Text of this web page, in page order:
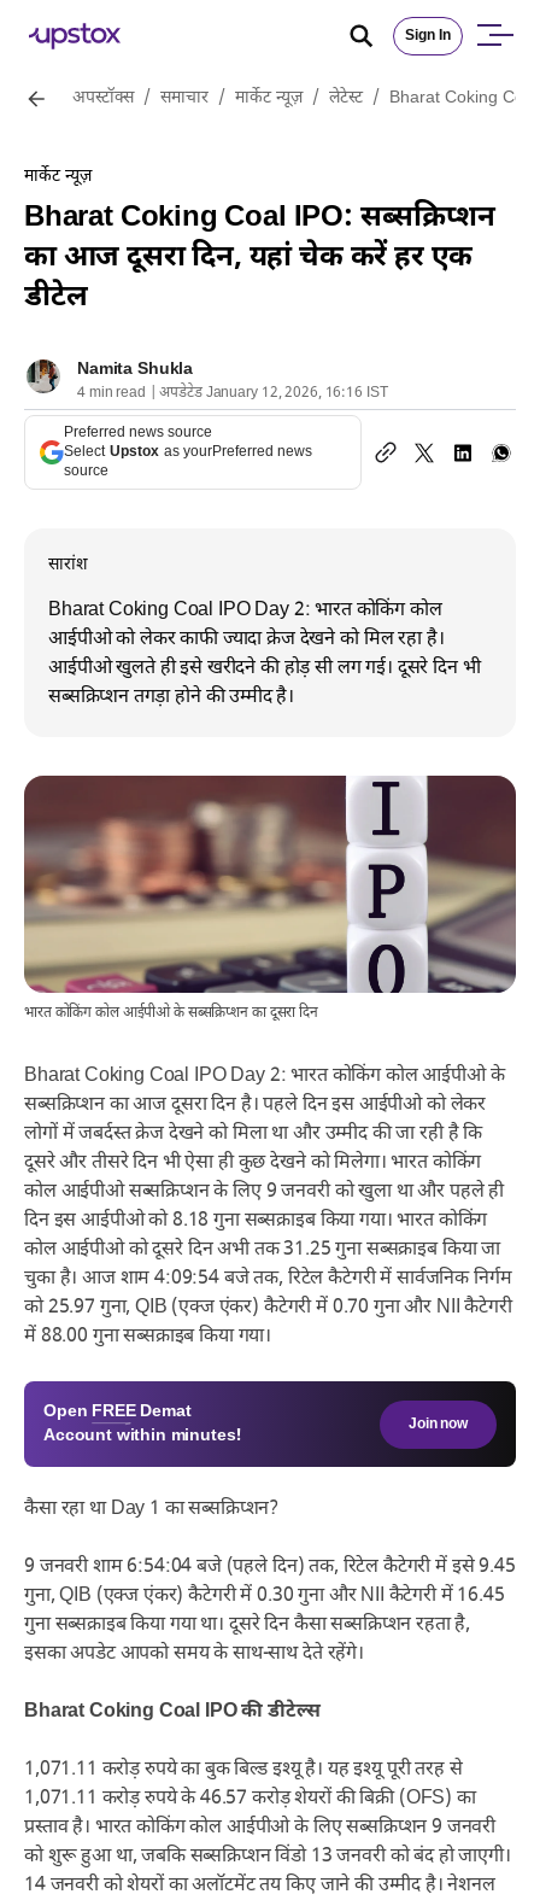
Sign In
अपस्टॉक्स / समाचार / मार्केट न्यूज़ / लेटेस्ट / Bharat Coking
मार्केट न्यूज़
Bharat Coking Coal IPO: सब्सक्रिप्शन
का आज दूसरा दिन, यहां चेक करें हर एक
डीटेल
Namita Shukla
4 min read | अपडेटेड January 12, 2026, 16:16 IST
Preferred news source
Select Upstox as yourPreferred news
source
सारांश
Bharat Coking Coal IPO Day 2: भारत कोकिंग कोल
आईपीओ को लेकर काफी ज्यादा क्रेज देखने को मिल रहा है।
आईपीओ खुलते ही इसे खरीदने की होड़ सी लग गई। दूसरे दिन भी
सब्सक्रिप्शन तगड़ा होने की उम्मीद है।
भारत कोकिंग कोल आईपीओ के सब्सक्रिप्शन का दूसरा दिन
Bharat Coking Coal IPO Day 2: भारत कोकिंग कोल आईपीओ के
सब्सक्रिप्शन का आज दूसरा दिन है। पहले दिन इस आईपीओ को लेकर
लोगों में जबर्दस्त क्रेज देखने को मिला था और उम्मीद की जा रही है कि
दूसरे और तीसरे दिन भी ऐसा ही कुछ देखने को मिलेगा। भारत कोकिंग
कोल आईपीओ सब्सक्रिप्शन के लिए 9 जनवरी को खुला था और पहले ही
दिन इस आईपीओ को 8.18 गुना सब्सक्राइब किया गया। भारत कोकिंग
कोल आईपीओ को दूसरे दिन अभी तक 31.25 गुना सब्सक्राइब किया जा
चुका है। आज शाम 4:09:54 बजे तक, रिटेल कैटेगरी में सार्वजनिक निर्गम
को 25.97 गुना, QIB (एक्ज एंकर) कैटेगरी में 0.70 गुना और NII कैटेगरी
में 88.00 गुना सब्सक्राइब किया गया।
Open FREE Demat
Account within minutes!
Join now
कैसा रहा था Day 1 का सब्सक्रिप्शन?
9 जनवरी शाम 6:54:04 बजे (पहले दिन) तक, रिटेल कैटेगरी में इसे 9.45
गुना, QIB (एक्ज एंकर) कैटेगरी में 0.30 गुना और NII कैटेगरी में 16.45
गुना सब्सक्राइब किया गया था। दूसरे दिन कैसा सब्सक्रिप्शन रहता है,
इसका अपडेट आपको समय के साथ-साथ देते रहेंगे।
Bharat Coking Coal IPO की डीटेल्स
1,071.11 करोड़ रुपये का बुक बिल्ड इश्यू है। यह इश्यू पूरी तरह से
1,071.11 करोड़ रुपये के 46.57 करोड़ शेयरों की बिक्री (OFS) का
प्रस्ताव है। भारत कोकिंग कोल आईपीओ के लिए सब्सक्रिप्शन 9 जनवरी
को शुरू हुआ था, जबकि सब्सक्रिप्शन विंडो 13 जनवरी को बंद हो जाएगी।
14 जनवरी को शेयरों का अलॉटमेंट तय किए जाने की उम्मीद है। नेशनल